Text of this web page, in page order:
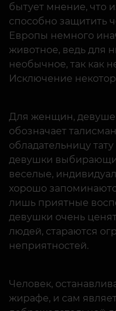
бытует мнение, что
способно защитить
Европы немного
животное, ведь для
необычное, так как
Исключение
Для женщин,
обозначает
обладательницу
девушки
веселые,
хорошо
лишь приятные
девушки очень
людей, стараются
неприятностей.
Человек,
жирафе, и сам